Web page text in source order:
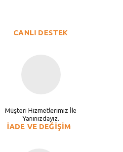
CANLI DESTEK
Müşteri Hizmetlerimiz İle
Yanınızdayız.
İADE VE DEĞİŞİM